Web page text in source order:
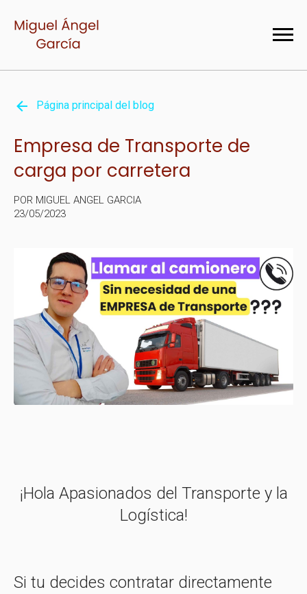
Página principal del blog
Empresa de Transporte de
carga por carretera
POR MIGUEL ANGEL GARCIA
23/05/2023
¡Hola Apasionados del Transporte y la
Logística!
Si tu decides contratar directamente